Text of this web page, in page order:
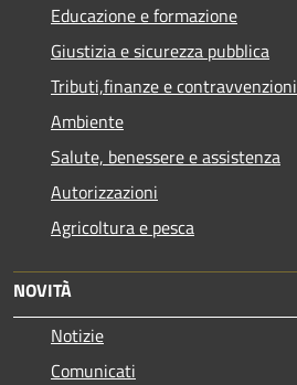
Educazione e formazione
Giustizia e sicurezza pubblica
Tributi,finanze e contravvenzioni
Ambiente
Salute, benessere e assistenza
Autorizzazioni
Agricoltura e pesca
NOVITÀ
Notizie
Comunicati